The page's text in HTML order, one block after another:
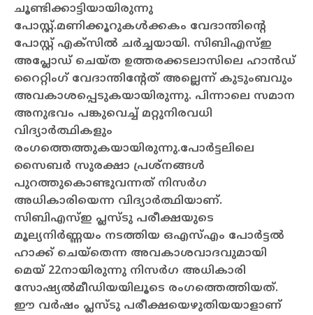
ചൂണ്ടിക്കാട്ടിയായിരുന്നു
പോസ്റ്റ്.മണിക്കൂറുകള്‍ക്കകം വേദാന്തിന്റെ
പോസ്റ്റ് എക്‌സില്‍ ചര്‍ച്ചയായി. സിബിഎസ്ഇ
അപ്ലോഡ് ചെയ്ത ഉത്തരക്കടലാസിലെ ഹാന്‍ഡ്
റൈറ്റിംഗ് വേദാന്തിന്റേത് അല്ലെന്ന് കുടുംബവും
അവകാശപ്പെടുകയായിരുന്നു. പിന്നാലെ സമാന
അനുഭവം പങ്കുവെച്ച് മറ്റുനിരവധി
വിദ്യാര്‍ത്ഥികളും
രംഗത്തെത്തുകയായിരുന്നു.പോര്‍ട്ടലിലെ
സൈബര്‍ സുരക്ഷാ പ്രശ്‌നങ്ങള്‍
പുറത്തുകൊണ്ടുവന്നത് നിസര്‍ഗ
അധികാരിയെന്ന വിദ്യാര്‍ത്ഥിയാണ്.
സിബിഎസ്ഇ പ്ലസ്ടു പരീക്ഷയുടെ
മൂല്യനിര്‍ണ്ണയം നടത്തിയ ഒഎസ്എം പോര്‍ട്ടല്‍
ഹാക്ക് ചെയ്‌തെന്ന അവകാശവാദവുമായി
മെയ് 22നായിരുന്നു നിസര്‍ഗ അധികാരി
സോഷ്യല്‍മീഡിയയിലൂടെ രംഗത്തെത്തിയത്.
ഈ വര്‍ഷം പ്ലസ്ടു പരീക്ഷയെഴുതിയയാളാണ്